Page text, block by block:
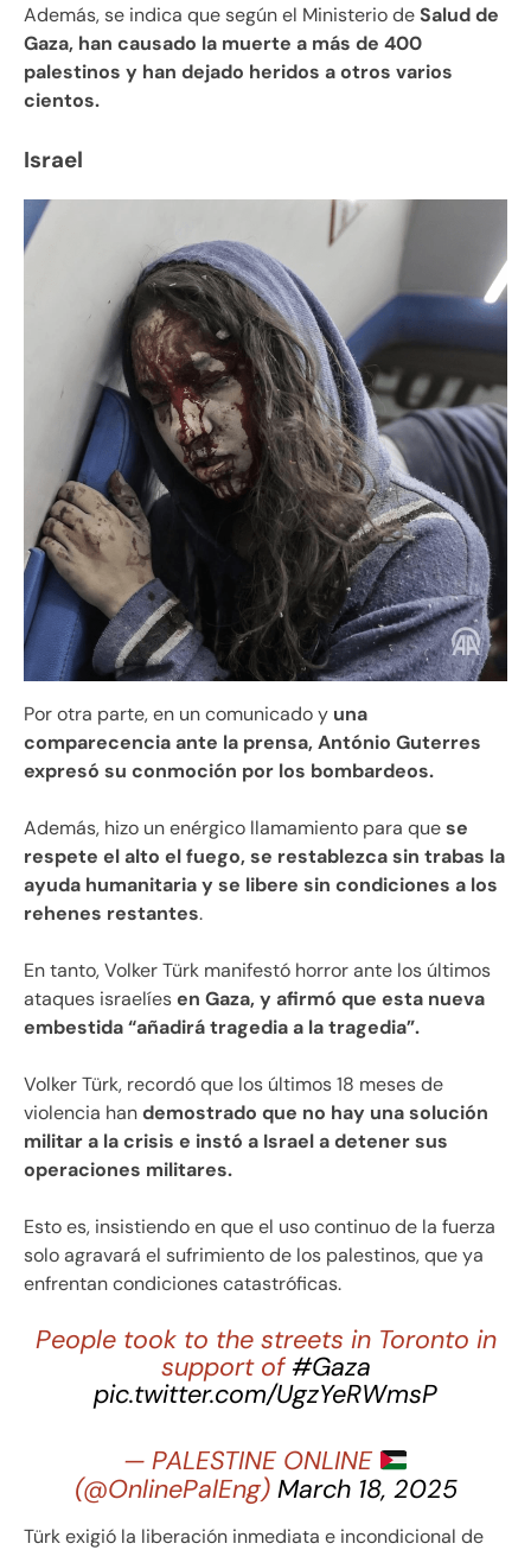
Además, se indica que según el Ministerio deSalud de
Gaza, han causado la muerte a más de 400
palestinos y han dejado heridos a otros varios
cientos.
Israel
Por otra parte, en un comunicado y una
comparecencia ante la prensa, António Guterres
expresó su conmoción por los bombardeos.
Además, hizo un enérgico llamamiento para quese
respete el alto el fuego, se restablezca sin trabas la
ayuda humanitaria y se libere sin condiciones a los
rehenes restantes.
En tanto, Volker Türk manifestó horror ante los últimos
ataques israelíesen Gaza, y afirmó que esta nueva
embestida “añadirá tragedia a la tragedia”.
Volker Türk, recordó que los últimos 18 meses de
violencia handemostrado que no hay una solución
militar a la crisis e instó a Israel a detener sus
operaciones militares.
Esto es, insistiendo en que el uso continuo de la fuerza
solo agravará el sufrimiento de los palestinos, que ya
enfrentan condiciones catastróficas.
People took to the streets in Toronto in
support of#Gaza
pic.twitter.com/UgzYeRWmsP
— PALESTINE ONLINE
(@OnlinePalEng) March 18, 2025
Türk exigió la liberación inmediata e incondicional de